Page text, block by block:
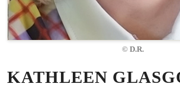
© D.R.
KATHLEEN